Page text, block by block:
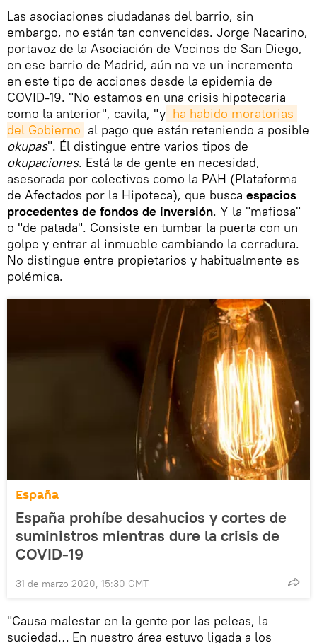
​Las asociaciones ciudadanas del barrio, sin
embargo, no están tan convencidas. Jorge Nacarino,
portavoz de la Asociación de Vecinos de San Diego,
en ese barrio de Madrid, aún no ve un incremento
en este tipo de acciones desde la epidemia de
COVID-19. "No estamos en una crisis hipotecaria
como la anterior", cavila, "y ha habido moratorias
del Gobierno al pago que están reteniendo a posible
okupas". Él distingue entre varios tipos de
okupaciones. Está la de gente en necesidad,
asesorada por colectivos como la PAH (Plataforma
de Afectados por la Hipoteca), que busca espacios
procedentes de fondos de inversión. Y la "mafiosa"
o "de patada". Consiste en tumbar la puerta con un
golpe y entrar al inmueble cambiando la cerradura.
No distingue entre propietarios y habitualmente es
polémica.
España
España prohíbe desahucios y cortes de
suministros mientras dure la crisis de
COVID-19
31 de marzo 2020, 15:30 GMT
"Causa malestar en la gente por las peleas, la
suciedad… En nuestro área estuvo ligada a los